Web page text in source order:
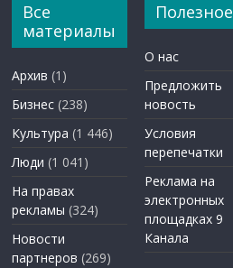
Все
материалы
Архив (1)
Бизнес (238)
Культура (1 446)
Люди (1 041)
На правах
рекламы (324)
Новости
партнеров (269)
Полезное
О нас
Предложить
новость
Условия
перепечатки
Реклама на
электронных
площадках 9
Канала